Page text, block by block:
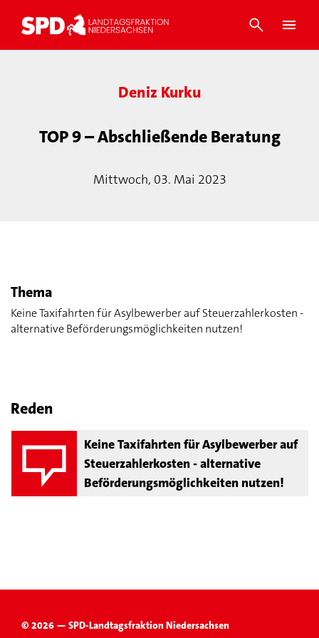
Deniz Kurku
TOP 9 – Abschließende Beratung
Mittwoch, 03. Mai 2023
Thema
Keine Taxifahrten für Asylbewerber auf Steuerzahlerkosten -
alternative Beförderungsmöglichkeiten nutzen!
Reden
Keine Taxifahrten für Asylbewerber auf
Steuerzahlerkosten - alternative
Beförderungsmöglichkeiten nutzen!
© 2026 — SPD-Landtagsfraktion Niedersachsen